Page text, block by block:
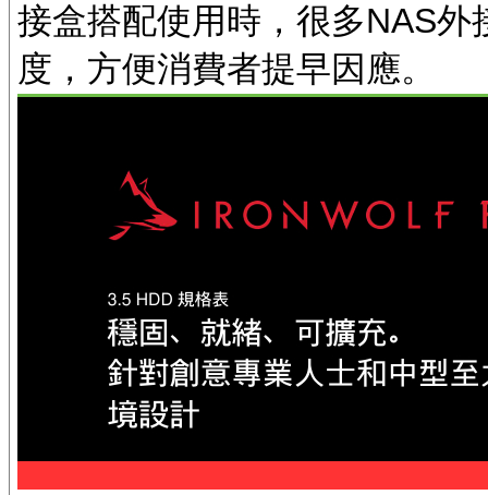
接盒搭配使用時，很多NAS
度，方便消費者提早因應。